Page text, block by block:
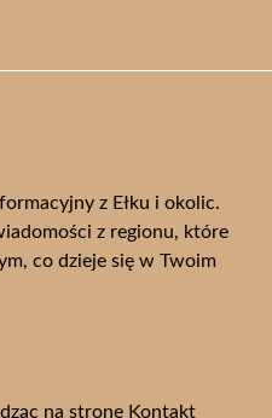
z Ełku i okolic.
z regionu, które
co dzieje się w Twoim
na stronę Kontakt